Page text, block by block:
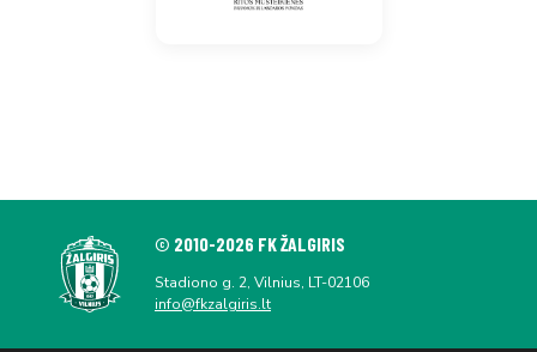
© 2010-2026 FK ŽALGIRIS
Stadiono g. 2, Vilnius, LT-02106
info@fkzalgiris.lt